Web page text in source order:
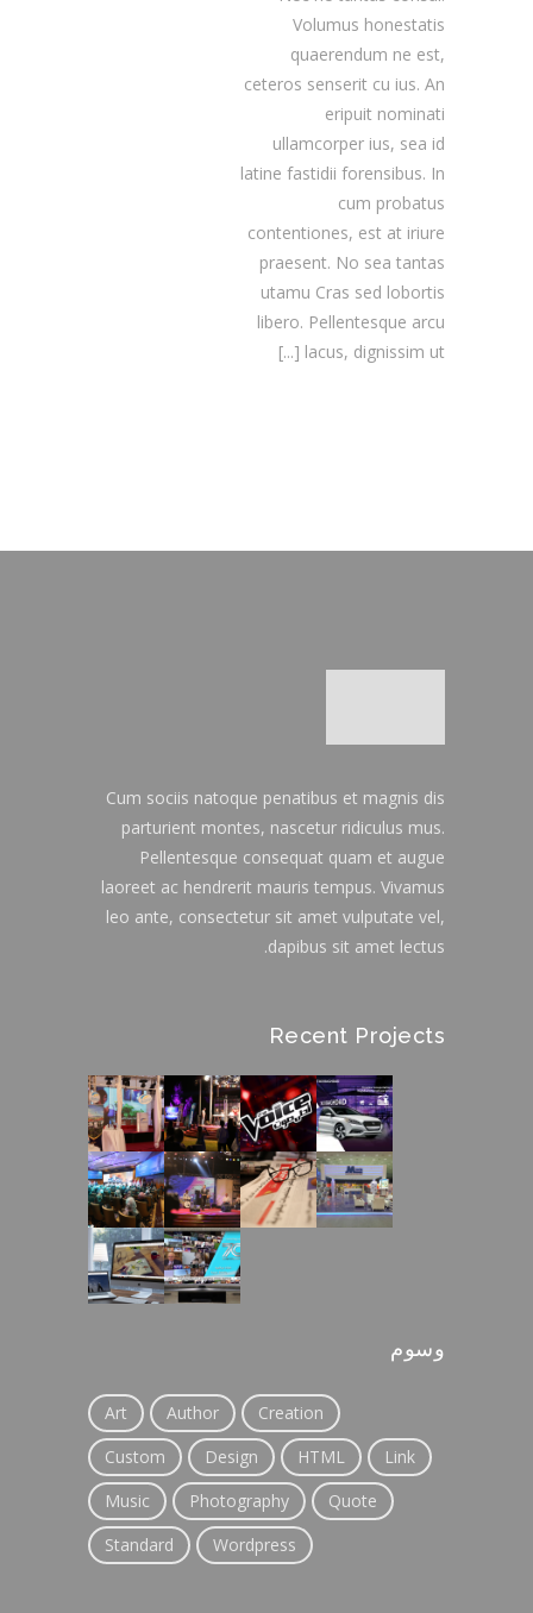
Volumus honestatis
quaerendum ne est,
ceteros senserit cu ius. An
eripuit nominati
ullamcorper ius, sea id
latine fastidii forensibus. In
cum probatus
contentiones, est at iriure
praesent. No sea tantas
utamu Cras sed lobortis
libero. Pellentesque arcu
lacus, dignissim ut
[...]
Cum sociis natoque penatibus et magnis dis
parturient montes, nascetur ridiculus mus.
Pellentesque consequat quam et augue
laoreet ac hendrerit mauris tempus. Vivamus
leo ante, consectetur sit amet vulputate vel,
dapibus sit amet lectus.
Recent Projects
وسوم
Art Author
Creation
Custom
Design HTML
Link
Music
Photography
Quote
Standard
Wordpress